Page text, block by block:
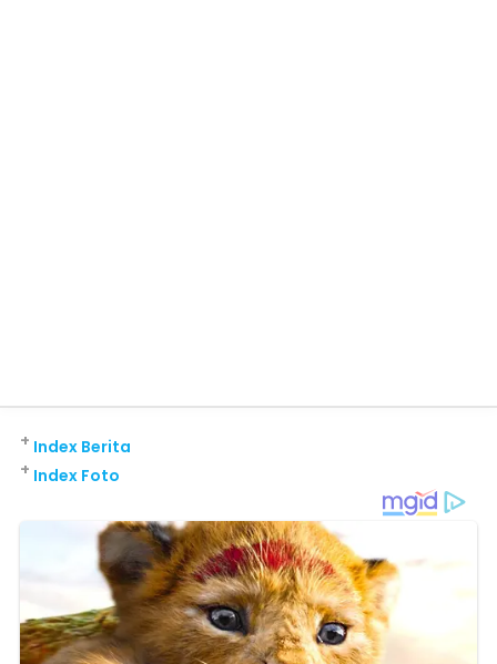
Index Berita
+
Index Foto
+